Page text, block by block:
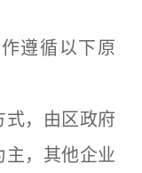
遵循以下原
式，由区政府
主，其他企业